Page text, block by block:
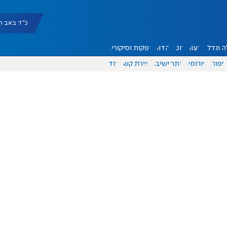
כ"ד באב תשפ"ו
ונדל"ן דעות אוכל יהדות הפקות וסיקורים
ספורט פורומים אתר ישיבה יצירת קשר עוד